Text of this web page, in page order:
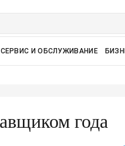
СЕРВИС И ОБСЛУЖИВАНИЕ
года